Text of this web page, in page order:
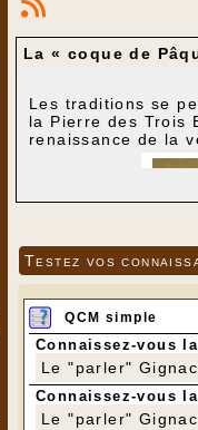
La « coque de
Les traditions se
la Pierre des Trois
renaissance de la
Testez vos
QCM simple
Connaissez-vous
Le "parler"
Connaissez-vous
Le "parler"